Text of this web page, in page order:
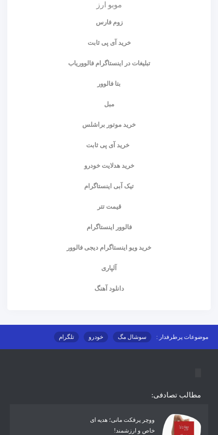
موبو ارز
زوم فارس
خرید آی پی ثابت
تبلیغات در اینستاگرام فالووریاب
بتا فالوور
مبل
خرید موتور براشلس
خرید آی پی ثابت
خرید هدلایت خودرو
تیک آبی اینستاگرام
قیمت تتر
فالوور اینستاگرام
خرید ویو اینستاگرام دیجی فالوور
آلپاری
دانلود آهنگ
موضوعات پرطرفدار : سوشال مگ خودرو تلگرام
مطالب تصادفی:
ووچر پرفکت مانی؛ هدیه ای
خاص و ارزشمند!